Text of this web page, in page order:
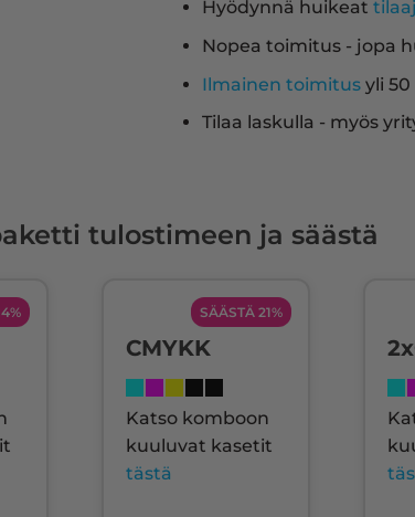
Hyödynnä huikeat
Nopea toimitus - jopa
Ilmainen toimitus yli
Tilaa laskulla - myös
tulostimeen ja säästä
SÄÄSTÄ 21%
CMYKK
Katso komboon
kuuluvat kasetit
tästä